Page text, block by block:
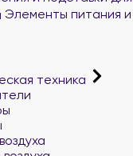
Элементы питания
техника